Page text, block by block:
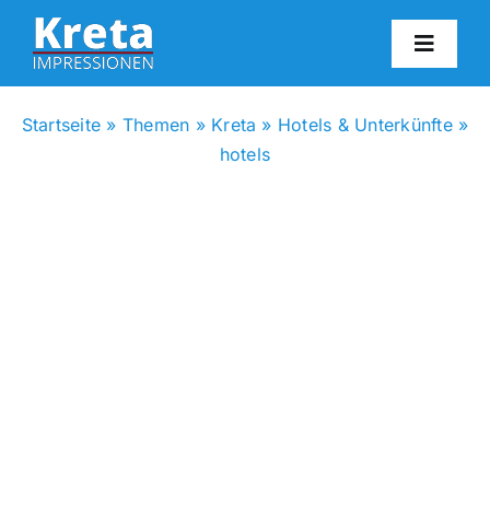
Zum
Inhalt
springen
Startseite » Themen » Kreta » Hotels & Unterkünfte»
hotels